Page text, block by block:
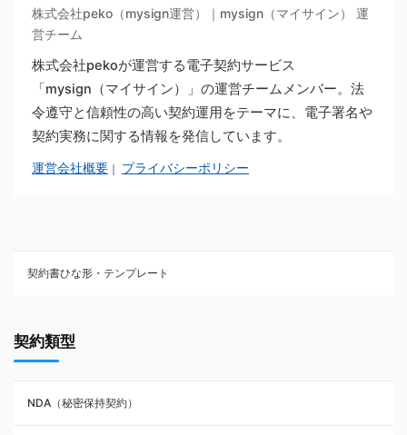
株式会社peko（mysign運営）｜mysign（マイサイン） 運
営チーム
株式会社pekoが運営する電子契約サービス
「mysign（マイサイン）」の運営チームメンバー。法
令遵守と信頼性の高い契約運用をテーマに、電子署名や
契約実務に関する情報を発信しています。
運営会社概要 ｜ プライバシーポリシー
契約書ひな形・テンプレート
NDA（秘密保持契約）
業務委託契約
契約類型
NDA（秘密保持契約）